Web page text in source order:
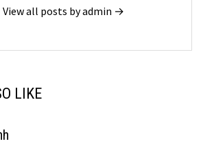
View all posts by admin →
LIKE